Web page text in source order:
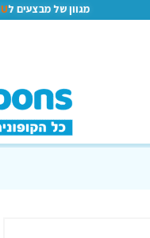
מגוון של מבצעים לTEMU-טמו